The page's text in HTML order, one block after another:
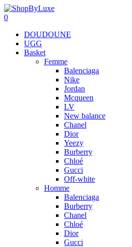
0
DOUDOUNE
UGG
Basket
Femme
Balenciaga
Nike
Jordan
Mcqueen
LV
New balance
Chanel
Dior
Yeezy
Burberry
Chloé
Gucci
Off-white
Homme
Balenciaga
Burberry
Chanel
Chloé
Dior
Gucci